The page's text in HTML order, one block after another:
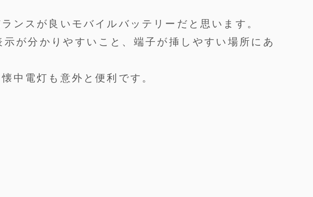
ンスが良いモバイルバッテリーだと思います。
が分かりやすいこと、端子が挿しやすい場所にあ
中電灯も意外と便利です。